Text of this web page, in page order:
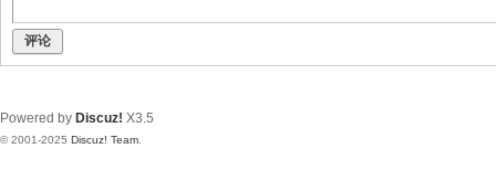
评论
Powered by Discuz! X3.5
© 2001-2025 Discuz! Team